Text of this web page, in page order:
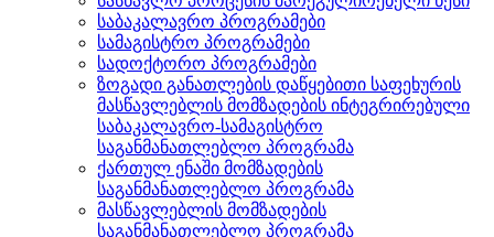
საბაკალავრო პროგრამები
სამაგისტრო პროგრამები
სადოქტორო პროგრამები
ზოგადი განათლების დაწყებითი საფეხურის
მასწავლებლის მომზადების ინტეგრირებული
საბაკალავრო-სამაგისტრო
საგანმანათლებლო პროგრამა
ქართულ ენაში მომზადების
საგანმანათლებლო პროგრამა
მასწავლებლის მომზადების
საგანმანათლებლო პროგრამა